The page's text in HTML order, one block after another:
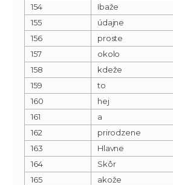
154
Ibaže
155
údajne
156
proste
157
okolo
158
kdeže
159
to
160
hej
161
a
162
prirodzene
163
Hlavne
164
Skôr
165
akože